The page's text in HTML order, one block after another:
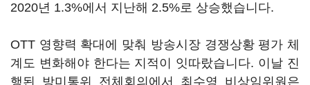
2020년 1.3%에서 지난해 2.5%로 상승했습니다.
OTT 영향력 확대에 맞춰 방송시장 경쟁상황 평가 체
계도 변화해야 한다는 지적이 잇따랐습니다. 이날 진
행된 방미통위 전체회의에서 최수영 비상임위원은